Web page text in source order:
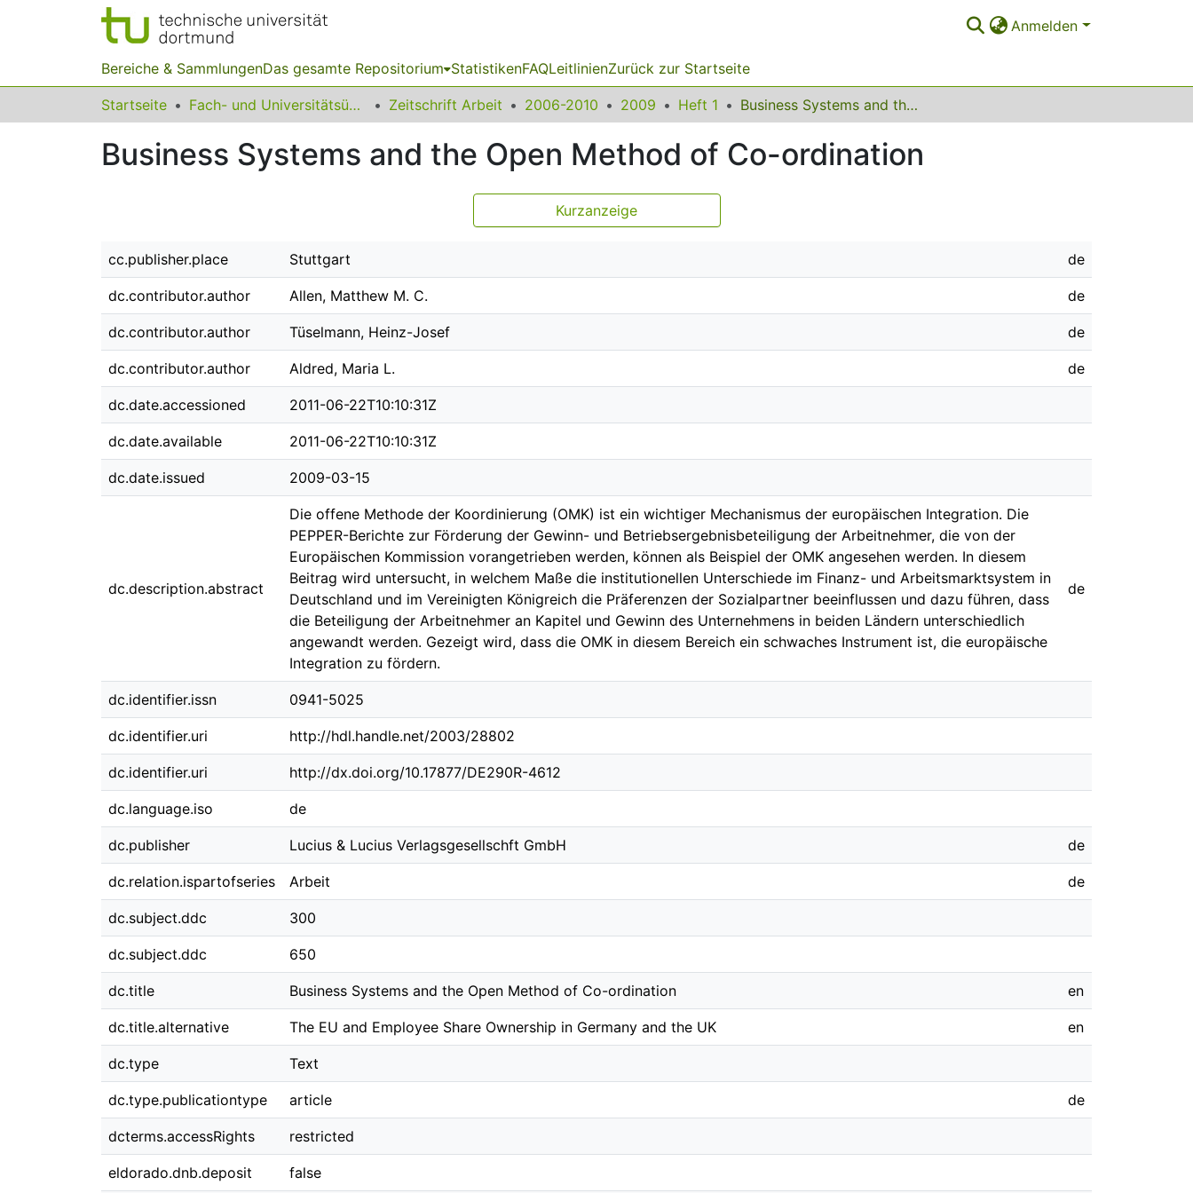
Anmelden
Bereiche & SammlungenDas gesamte Repositorium StatistikenFAQLeitlinienZurück zur Startseite
Startseite Fach- und Universitätsübergreifendes Zeitschrift Arbeit 2006-2010 2009 Heft 1 Business Systems and the Open Method of Co-ordination
Business Systems and the Open Method of Co-ordination
Kurzanzeige
cc.publisher.place Stuttgart de
dc.contributor.author Allen, Matthew M. C. de
dc.contributor.author Tüselmann, Heinz-Josef de
dc.contributor.author Aldred, Maria L. de
dc.date.accessioned 2011-06-22T10:10:31Z
dc.date.available 2011-06-22T10:10:31Z
dc.date.issued 2009-03-15
dc.description.abstract
Die offene Methode der Koordinierung (OMK) ist ein wichtiger Mechanismus der europäischen Integration. Die
PEPPER-Berichte zur Förderung der Gewinn- und Betriebsergebnisbeteiligung der Arbeitnehmer, die von der
Europäischen Kommission vorangetrieben werden, können als Beispiel der OMK angesehen werden. In diesem
Beitrag wird untersucht, in welchem Maße die institutionellen Unterschiede im Finanz- und Arbeitsmarktsystem in
Deutschland und im Vereinigten Königreich die Präferenzen der Sozialpartner beeinflussen und dazu führen, dass
die Beteiligung der Arbeitnehmer an Kapitel und Gewinn des Unternehmens in beiden Ländern unterschiedlich
angewandt werden. Gezeigt wird, dass die OMK in diesem Bereich ein schwaches Instrument ist, die europäische
Integration zu fördern.
de
dc.identifier.issn 0941-5025
dc.identifier.uri http://hdl.handle.net/2003/28802
dc.identifier.uri http://dx.doi.org/10.17877/DE290R-4612
dc.language.iso de
dc.publisher Lucius & Lucius Verlagsgesellschft GmbH de
dc.relation.ispartofseries Arbeit de
dc.subject.ddc 300
dc.subject.ddc 650
dc.title Business Systems and the Open Method of Co-ordination en
dc.title.alternative The EU and Employee Share Ownership in Germany and the UK en
dc.type Text
dc.type.publicationtype article de
dcterms.accessRights restricted
eldorado.dnb.deposit false